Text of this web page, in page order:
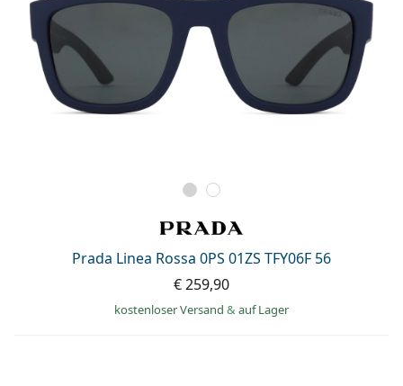
Prada Linea Rossa 0PS 01ZS TFY06F 56
€ 259,90
kostenloser Versand & auf Lager